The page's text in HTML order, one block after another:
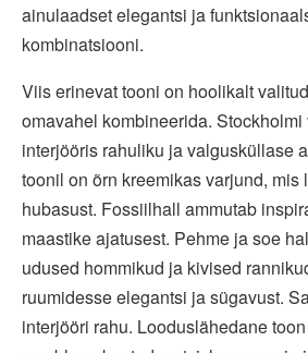
ainulaadset elegantsi ja
kombinatsiooni.
Viis erinevat tooni on hoolikalt
omavahel kombineerida.
interjööris rahuliku ja valgusküllase
toonil on õrn kreemikas varjund, mis
hubasust. Fossiilhall ammutab
maastike ajatusest. Pehme ja soe
udused hommikud ja kivised
ruumidesse elegantsi ja sügavust.
interjööri rahu. Looduslähedane